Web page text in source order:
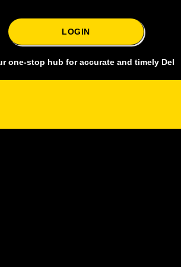
LOGIN
hub for accurate and timely Delhi